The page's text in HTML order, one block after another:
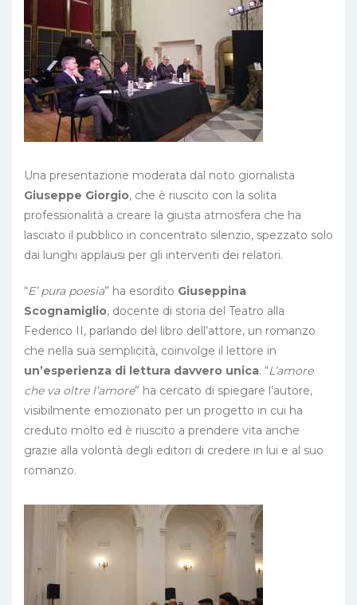
Una presentazione moderata dal noto giornalista
Giuseppe Giorgio, che è riuscito con la solita
professionalità a creare la giusta atmosfera che ha
lasciato il pubblico in concentrato silenzio, spezzato solo
dai lunghi applausi per gli interventi dei relatori.
“E’ pura poesia” ha esordito Giuseppina
Scognamiglio, docente di storia del Teatro alla
Federico II, parlando del libro dell’attore, un romanzo
che nella sua semplicità, coinvolge il lettore in
un’esperienza di lettura davvero unica. “L’amore
che va oltre l’amore” ha cercato di spiegare l’autore,
visibilmente emozionato per un progetto in cui ha
creduto molto ed è riuscito a prendere vita anche
grazie alla volontà degli editori di credere in lui e al suo
romanzo.